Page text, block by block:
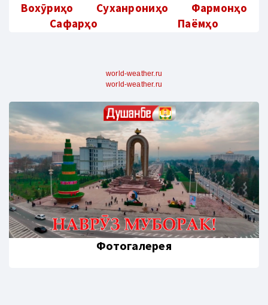
Вохӯриҳо Суханрониҳо
Фармонҳо
Сафарҳо
Паёмҳо
world-weather.ru
world-weather.ru
Фотогалерея